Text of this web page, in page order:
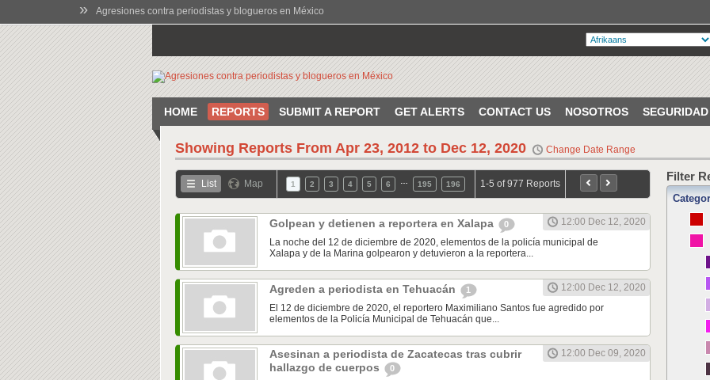
» Agresiones contra periodistas y blogueros en México
HOME REPORTS SUBMIT A REPORT GET ALERTS CONTACT US NOSOTROS SEGURIDAD
Showing Reports From Apr 23, 2012 to Dec 12, 2020 Change Date Range
List Map 1 2 3 4 5 6 195 196 1-5 of 977 Reports
Golpean y detienen a reportera en Xalapa 0
12:00 Dec 12, 2020
La noche del 12 de diciembre de 2020, elementos de la policía municipal de
Xalapa y de la Marina golpearon y detuvieron a la reportera...
Agreden a periodista en Tehuacán 1
12:00 Dec 12, 2020
El 12 de diciembre de 2020, el reportero Maximiliano Santos fue agredido por
elementos de la Policía Municipal de Tehuacán que...
Asesinan a periodista de Zacatecas tras cubrir
hallazgo de cuerpos
0
12:00 Dec 09, 2020
Filter